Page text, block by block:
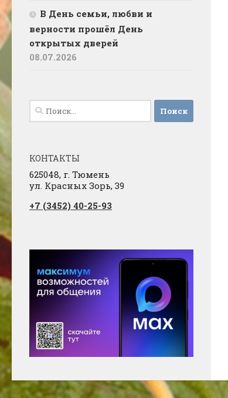
В День семьи, любви и
верности прошёл День
открытых дверей
08.07.2026
Найти:
КОНТАКТЫ
625048, г. Тюмень
ул. Красных Зорь, 39
+7 (3452) 40-25-93